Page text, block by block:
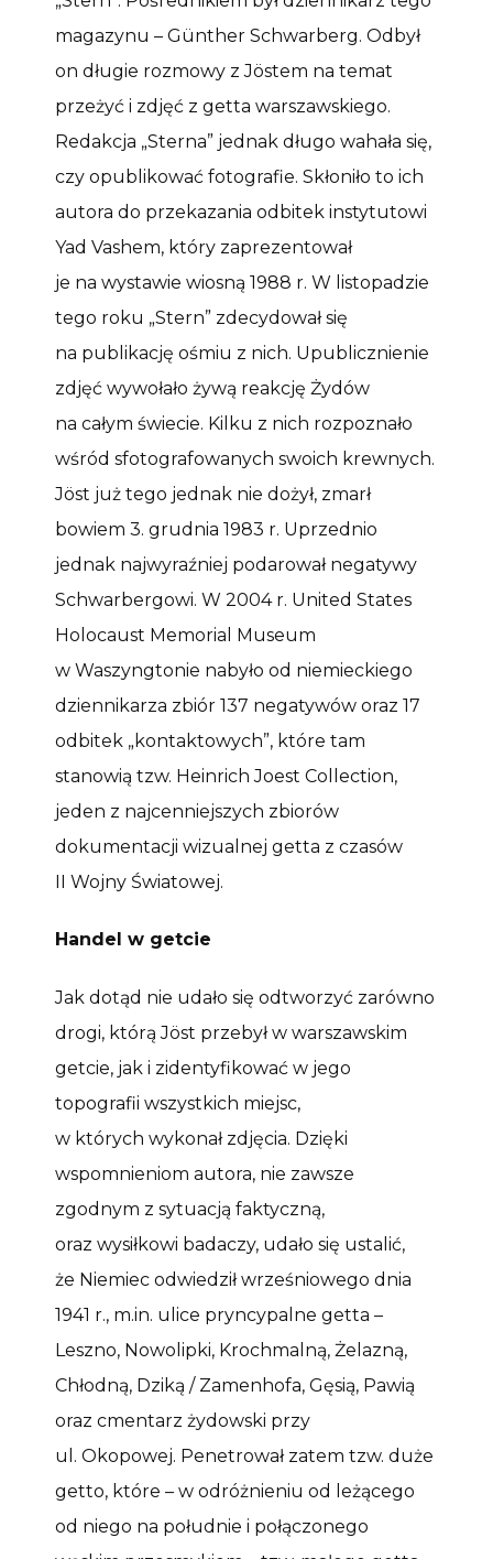
magazynu – Günther Schwarberg. Odbył
on długie rozmowy z Jöstem na temat
przeżyć i zdjęć z getta warszawskiego.
Redakcja „Sterna” jednak długo wahała się,
czy opublikować fotografie. Skłoniło to ich
autora do przekazania odbitek instytutowi
Yad Vashem, który zaprezentował
je na wystawie wiosną 1988 r. W listopadzie
tego roku „Stern” zdecydował się
na publikację ośmiu z nich. Upublicznienie
zdjęć wywołało żywą reakcję Żydów
na całym świecie. Kilku z nich rozpoznało
wśród sfotografowanych swoich krewnych.
Jöst już tego jednak nie dożył, zmarł
bowiem 3. grudnia 1983 r. Uprzednio
jednak najwyraźniej podarował negatywy
Schwarbergowi. W 2004 r. United States
Holocaust Memorial Museum
w Waszyngtonie nabyło od niemieckiego
dziennikarza zbiór 137 negatywów oraz 17
odbitek „kontaktowych”, które tam
stanowią tzw. Heinrich Joest Collection,
jeden z najcenniejszych zbiorów
dokumentacji wizualnej getta z czasów
II Wojny Światowej.
Handel w getcie
Jak dotąd nie udało się odtworzyć zarówno
drogi, którą Jöst przebył w warszawskim
getcie, jak i zidentyfikować w jego
topografii wszystkich miejsc,
w których wykonał zdjęcia. Dzięki
wspomnieniom autora, nie zawsze
zgodnym z sytuacją faktyczną,
oraz wysiłkowi badaczy, udało się ustalić,
że Niemiec odwiedził wrześniowego dnia
1941 r., m.in. ulice pryncypalne getta –
Leszno, Nowolipki, Krochmalną, Żelazną,
Chłodną, Dziką / Zamenhofa, Gęsią, Pawią
oraz cmentarz żydowski przy
ul. Okopowej. Penetrował zatem tzw. duże
getto, które – w odróżnieniu od leżącego
od niego na południe i połączonego